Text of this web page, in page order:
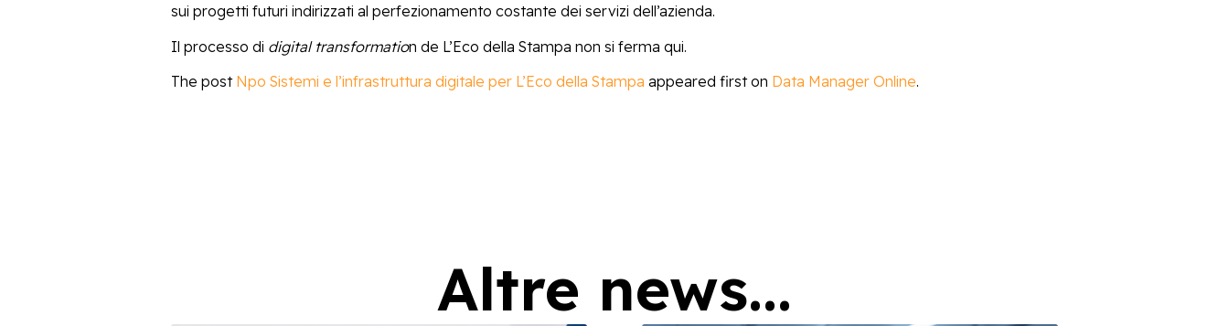
sui progetti futuri indirizzati al perfezionamento costante dei servizi dell’azienda.
Il processo di digital transformation de L’Eco della Stampa non si ferma qui.
The post Npo Sistemi e l’infrastruttura digitale per L’Eco della Stampa appeared first on Data Manager Online.
Altre news...